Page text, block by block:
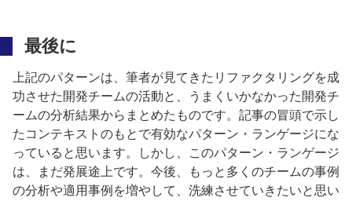
最後に
上記のパターンは、筆者が見てきたリファクタリングを成
功させた開発チームの活動と、うまくいかなかった開発チ
ームの分析結果からまとめたものです。記事の冒頭で示し
たコンテキストのもとで有効なパターン・ランゲージにな
っていると思います。しかし、このパターン・ランゲージ
は、まだ発展途上です。今後、もっと多くのチームの事例
の分析や適用事例を増やして、洗練させていきたいと思い